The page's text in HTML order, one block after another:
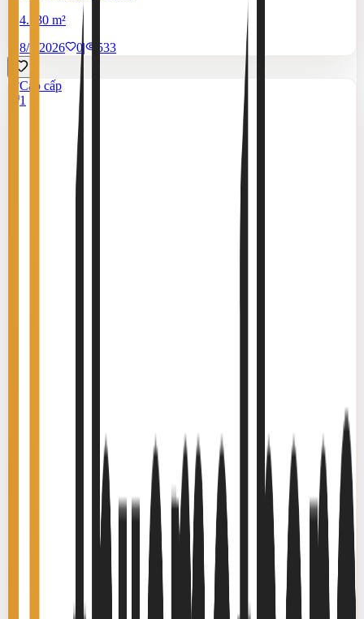
4.130 m²
8/7/2026
0| 533
Cao cấp
1